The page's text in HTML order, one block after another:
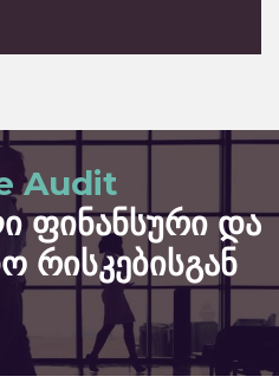
Audit
ფინანსური და
რისკებისგან